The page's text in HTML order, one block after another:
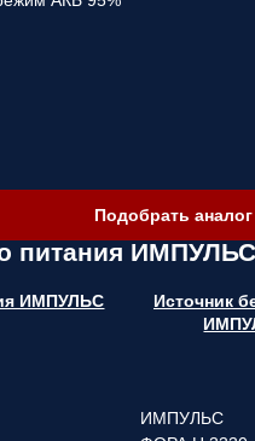
Подобрать аналог
питания
ИМПУЛЬС
Источник
ИМПУЛЬС